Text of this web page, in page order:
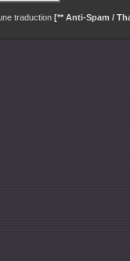
traduction [** Anti-Spam /